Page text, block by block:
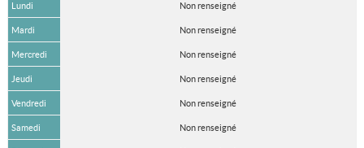
Lundi Non renseigné
Mardi Non renseigné
Mercredi Non renseigné
Jeudi Non renseigné
Vendredi Non renseigné
Samedi Non renseigné